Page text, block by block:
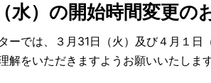
水）の開始時間変更の
ーでは、３月31日（火）及び４月１日
解をいただきますようお願いいたします